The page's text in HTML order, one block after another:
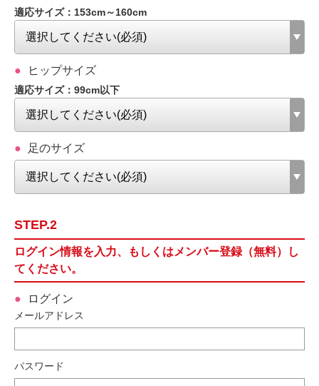
適応サイズ：153cm～160cm
ヒップサイズ
適応サイズ：99cm以下
足のサイズ
STEP.2
ログイン情報を入力、もしくはメンバー登録（無料）し
てください。
ログイン
メールアドレス
パスワード